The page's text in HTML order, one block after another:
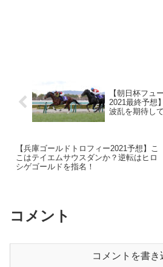
【朝日杯フュ
2021最終予想
波乱を期待して
【兵庫ゴールドトロフィー2021予想】こ
こはテイエムサウスダンか？逆転はヒロ
シゲゴールドを指名！
コメント
コメントを書き